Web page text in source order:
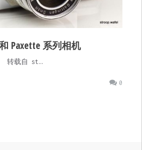
Paxette 系列相机
转载自 st…
0